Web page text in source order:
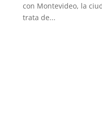
con Montevideo, la
trata de...